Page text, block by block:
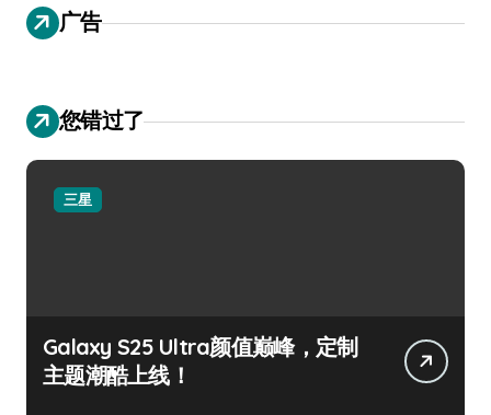
广告
您错过了
三星
Galaxy S25 Ultra颜值巅峰，定制
主题潮酷上线！